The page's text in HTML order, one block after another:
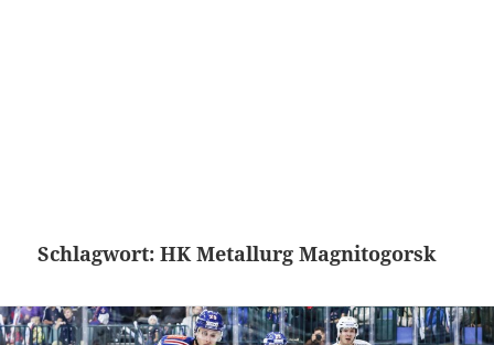
Schlagwort:HK Metallurg Magnitogorsk